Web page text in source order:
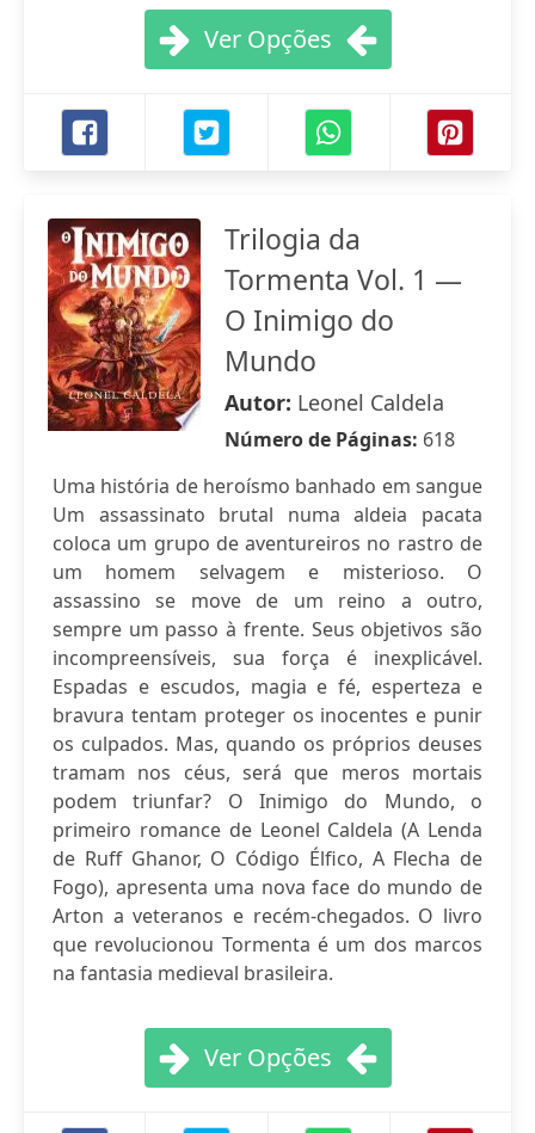
Ver Opções
Trilogia da
Tormenta Vol. 1 —
O Inimigo do
Mundo
Autor: Leonel Caldela
Número de Páginas: 618
Uma história de heroísmo banhado em sangue
Um assassinato brutal numa aldeia pacata
coloca um grupo de aventureiros no rastro de
um homem selvagem e misterioso. O
assassino se move de um reino a outro,
sempre um passo à frente. Seus objetivos são
incompreensíveis, sua força é inexplicável.
Espadas e escudos, magia e fé, esperteza e
bravura tentam proteger os inocentes e punir
os culpados. Mas, quando os próprios deuses
tramam nos céus, será que meros mortais
podem triunfar? O Inimigo do Mundo, o
primeiro romance de Leonel Caldela (A Lenda
de Ruff Ghanor, O Código Élfico, A Flecha de
Fogo), apresenta uma nova face do mundo de
Arton a veteranos e recém-chegados. O livro
que revolucionou Tormenta é um dos marcos
na fantasia medieval brasileira.
Ver Opções